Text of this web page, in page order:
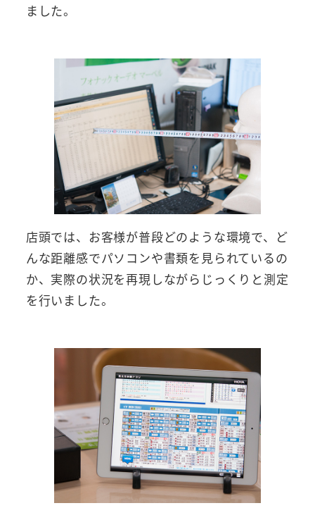
ました。
店頭では、お客様が普段どのような環境で、ど
んな距離感でパソコンや書類を見られているの
か、実際の状況を再現しながらじっくりと測定
を行いました。